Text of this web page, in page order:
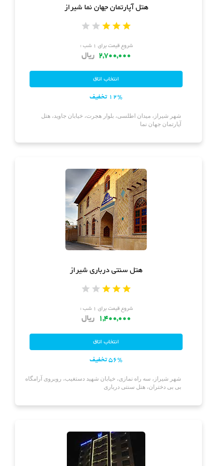
هتل آپارتمان جهان نما شیراز
شروع قیمت برای ۱ شب :
2,700,000 ریال
12% تخفیف
شهر شیراز، میدان اطلسی، بلوار هجرت، خیابان جاوید، هتل
آپارتمان جهان نما
هتل سنتی درباری شیراز
شروع قیمت برای ۱ شب :
1,400,000 ریال
56% تخفیف
شهر شیراز، سه راه نمازی، خیابان شهید دستغیب، روبروی آرامگاه
بی بی دختران، هتل سنتی درباری